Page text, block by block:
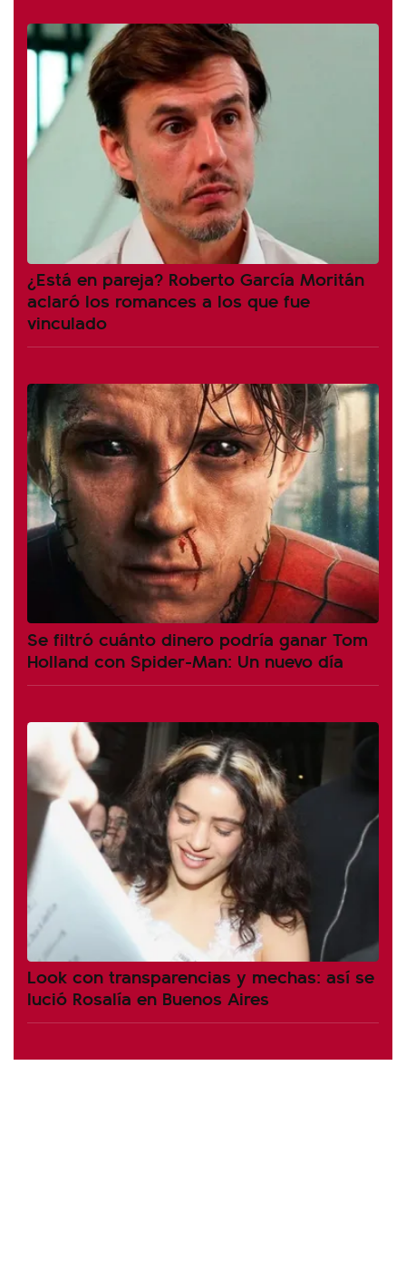
¿Está en pareja? Roberto García Moritán
aclaró los romances a los que fue
vinculado
Se filtró cuánto dinero podría ganar Tom
Holland con Spider-Man: Un nuevo día
Look con transparencias y mechas: así se
lució Rosalía en Buenos Aires